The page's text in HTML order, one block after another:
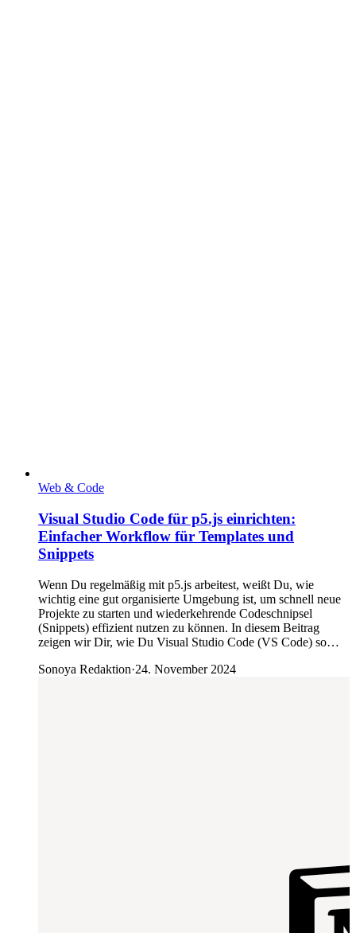
Web & Code
Visual Studio Code für p5.js einrichten:
Einfacher Workflow für Templates und
Snippets
Wenn Du regelmäßig mit p5.js arbeitest, weißt Du, wie
wichtig eine gut organisierte Umgebung ist, um schnell neue
Projekte zu starten und wiederkehrende Codeschnipsel
(Snippets) effizient nutzen zu können. In diesem Beitrag
zeigen wir Dir, wie Du Visual Studio Code (VS Code) so…
Sonoya Redaktion·24. November 2024